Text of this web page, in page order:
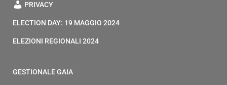
PRIVACY
ELECTION DAY: 19 MAGGIO 2024
ELEZIONI REGIONALI 2024
GESTIONALE GAIA